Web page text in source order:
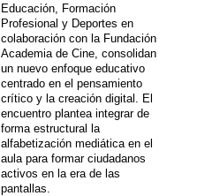
Educación, Formación
Profesional y Deportes en
colaboración con la Fundación
Academia de Cine, consolidan
un nuevo enfoque educativo
centrado en el pensamiento
crítico y la creación digital. El
encuentro plantea integrar de
forma estructural la
alfabetización mediática en el
aula para formar ciudadanos
activos en la era de las
pantallas.